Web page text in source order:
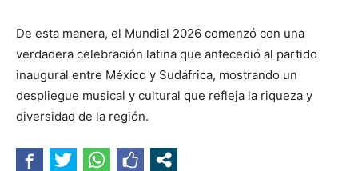
De esta manera, el Mundial 2026 comenzó con una
verdadera celebración latina que antecedió al partido
inaugural entre México y Sudáfrica, mostrando un
despliegue musical y cultural que refleja la riqueza y
diversidad de la región.